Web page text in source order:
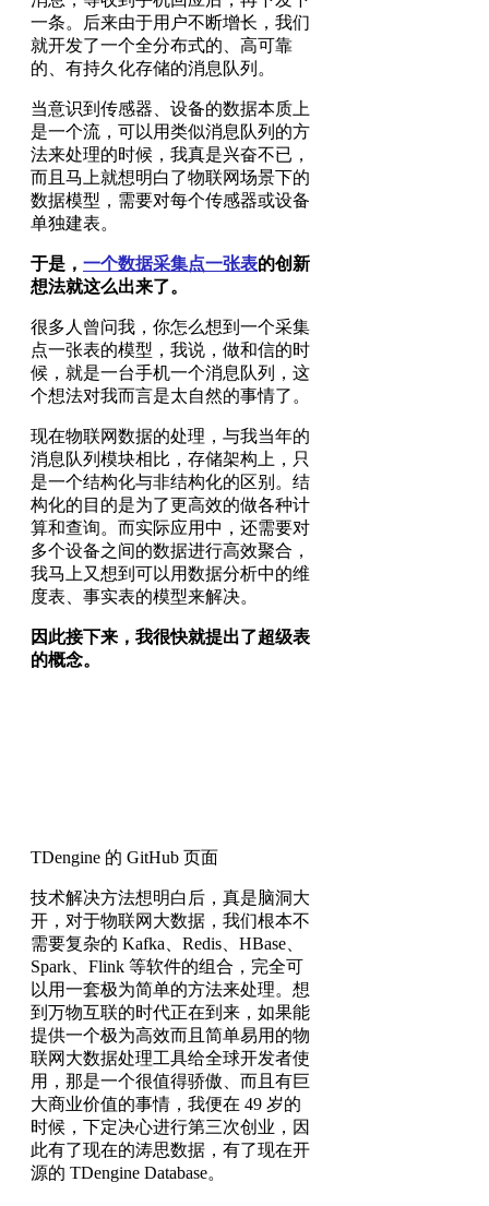
一条。后来由于用户不断增长，我们
就开发了一个全分布式的、高可靠
的、有持久化存储的消息队列。
当意识到传感器、设备的数据本质上
是一个流，可以用类似消息队列的方
法来处理的时候，我真是兴奋不已，
而且马上就想明白了物联网场景下的
数据模型，需要对每个传感器或设备
单独建表。
于是， 一个数据采集点一张表的创新
想法就这么出来了。
很多人曾问我，你怎么想到一个采集
点一张表的模型，我说，做和信的时
候，就是一台手机一个消息队列，这
个想法对我而言是太自然的事情了。
现在物联网数据的处理，与我当年的
消息队列模块相比，存储架构上，只
是一个结构化与非结构化的区别。结
构化的目的是为了更高效的做各种计
算和查询。而实际应用中，还需要对
多个设备之间的数据进行高效聚合，
我马上又想到可以用数据分析中的维
度表、事实表的模型来解决。
因此接下来，我很快就提出了超级表
的概念。
TDengine 的 GitHub 页面
技术解决方法想明白后，真是脑洞大
开，对于物联网大数据，我们根本不
需要复杂的 Kafka、Redis、HBase、
Spark、Flink 等软件的组合，完全可
以用一套极为简单的方法来处理。想
到万物互联的时代正在到来，如果能
提供一个极为高效而且简单易用的物
联网大数据处理工具给全球开发者使
用，那是一个很值得骄傲、而且有巨
大商业价值的事情，我便在 49 岁的
时候，下定决心进行第三次创业，因
此有了现在的涛思数据，有了现在开
源的 TDengine Database。